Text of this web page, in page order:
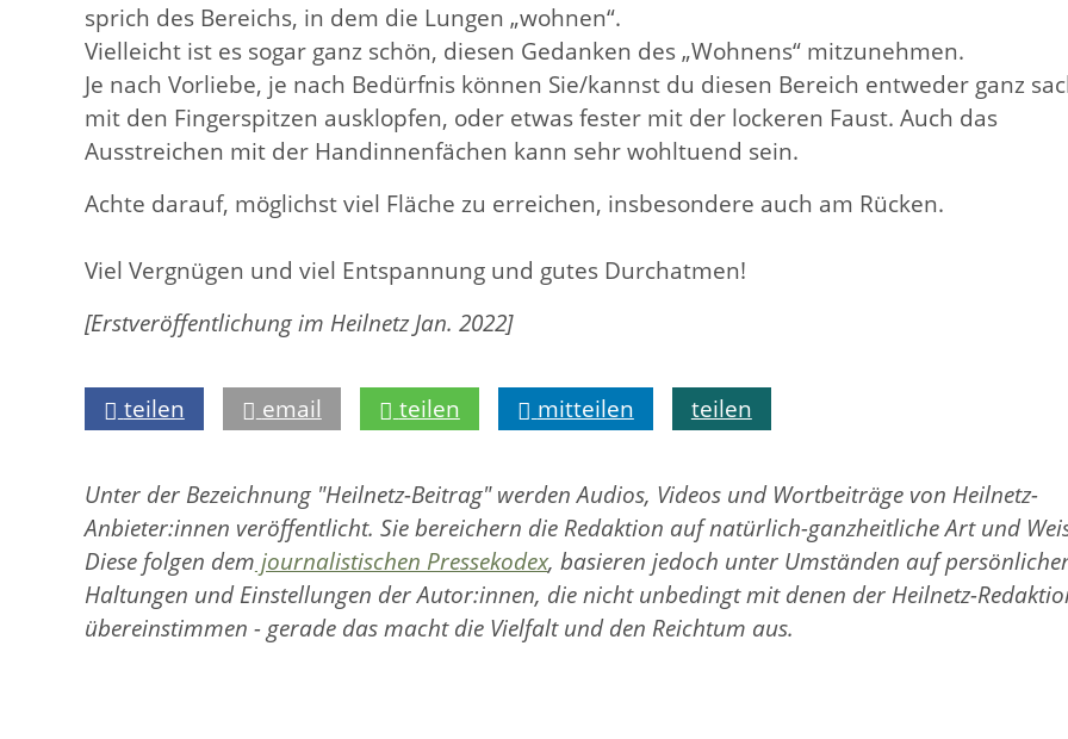
sprich des Bereichs, in dem die Lungen „wohnen“.
Vielleicht ist es sogar ganz schön, diesen Gedanken des „Wohnens“ mitzunehmen.
Je nach Vorliebe, je nach Bedürfnis können Sie/kannst du diesen Bereich entweder ganz
mit den Fingerspitzen ausklopfen, oder etwas fester mit der lockeren Faust. Auch das
Ausstreichen mit der Handinnenfächen kann sehr wohltuend sein.
Achte darauf, möglichst viel Fläche zu erreichen, insbesondere auch am Rücken.
Viel Vergnügen und viel Entspannung und gutes Durchatmen!
[Erstveröffentlichung im Heilnetz Jan. 2022]
teilen email teilen mitteilen teilen
Unter der Bezeichnung "Heilnetz-Beitrag" werden Audios, Videos und Wortbeiträge von Heilnetz-
Anbieter:innen veröffentlicht. Sie bereichern die Redaktion auf natürlich-ganzheitliche Art und
Diese folgen dem journalistischen Pressekodex, basieren jedoch unter Umständen auf
Haltungen und Einstellungen der Autor:innen, die nicht unbedingt mit denen der Heilnetz-
übereinstimmen - gerade das macht die Vielfalt und den Reichtum aus.